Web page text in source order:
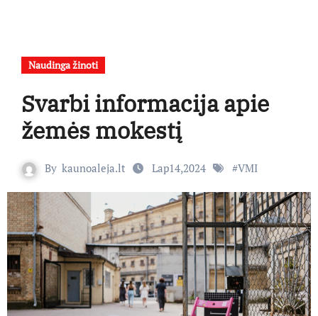
Naudinga žinoti
Svarbi informacija apie
žemės mokestį
By kaunoaleja.lt Lap14,2024 #VMI